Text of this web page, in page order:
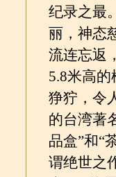
纪录之最
丽，神态
流连忘返
5.8米高
狰狞，令
的台湾著
品盒”和“
谓绝世之